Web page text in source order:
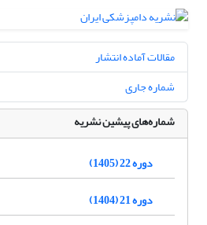
مقالات آماده انتشار
شماره جاری
شماره‌های پیشین نشریه
دوره 22 (1405)
دوره 21 (1404)